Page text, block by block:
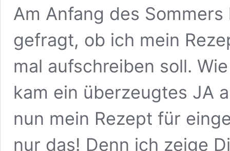
Am Anfang des
gefragt, ob ich mein
mal aufschreiben soll.
kam ein überzeugtes JA
nun mein Rezept für
nur das! Denn ich zeige